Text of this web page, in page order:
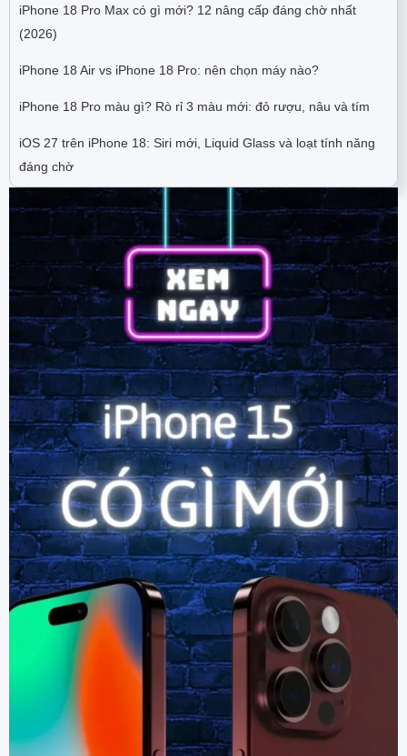
iPhone 18 Pro Max có gì mới? 12 nâng cấp đáng chờ nhất
(2026)
iPhone 18 Air vs iPhone 18 Pro: nên chọn máy nào?
iPhone 18 Pro màu gì? Rò rỉ 3 màu mới: đỏ rượu, nâu và tím
iOS 27 trên iPhone 18: Siri mới, Liquid Glass và loạt tính năng
đáng chờ